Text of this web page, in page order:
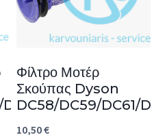
Φίλτρο Μοτέρ
Σκούπας Dyson
DC58/DC59/DC61/
10,50€